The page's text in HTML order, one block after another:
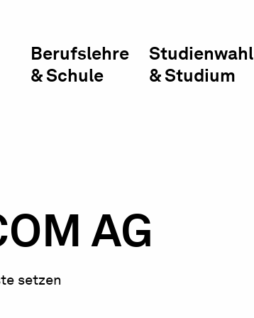
Berufslehre
& Schule
Studienwahl
& Studium
AG
setzen